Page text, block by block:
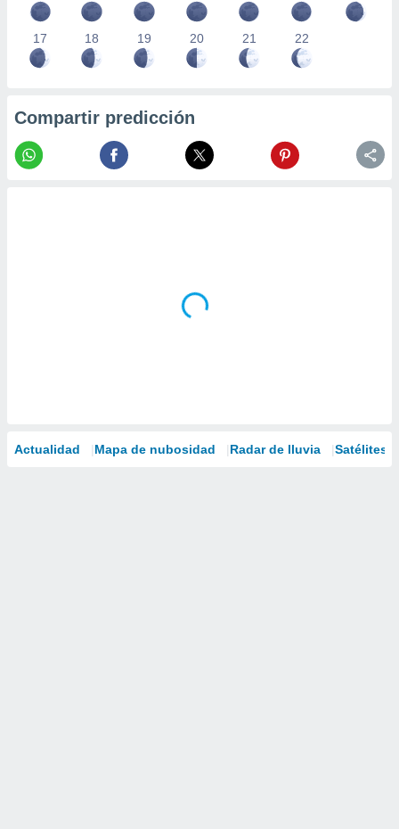
17 18 19 20 21 22
Compartir predicción
Actualidad Mapa de nubosidad Radar de lluvia Satélites